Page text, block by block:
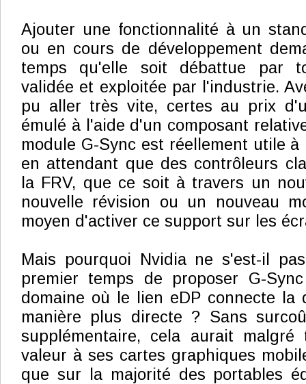
Ajouter une fonctionnalité à un
ou en cours de développement
temps qu'elle soit débattue par
validée et exploitée par l'industrie.
pu aller très vite, certes au prix
émulé à l'aide d'un composant
module G-Sync est réellement utile
en attendant que des contrôleurs
la FRV, que ce soit à travers un
nouvelle révision ou un nouveau
moyen d'activer ce support sur les
Mais pourquoi Nvidia ne s'est-il
premier temps de proposer G-
domaine où le lien eDP connecte la
manière plus directe ? Sans
supplémentaire, cela aurait
valeur à ses cartes graphiques
que sur la majorité des portables